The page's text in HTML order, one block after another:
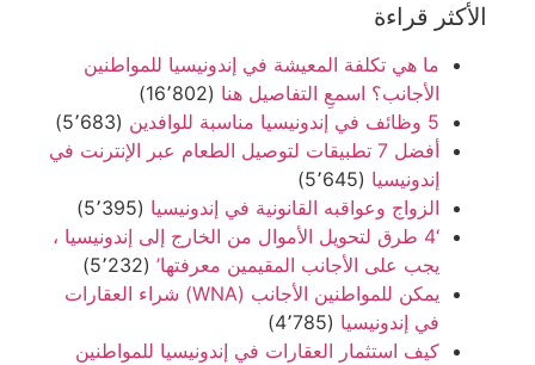
الأكثر قراءة
ما هي تكلفة المعيشة في إندونيسيا للمواطنين
الأجانب؟ اسمعِ التفاصيل هنا (16٬802)
5 وظائف في إندونيسيا مناسبة للوافدين
(5٬683)
أفضل 7 تطبيقات لتوصيل الطعام عبر الإنترنت في
إندونيسيا (5٬645)
الزواج وعواقبه القانونية في إندونيسيا (5٬395)
‘4 طرق لتحويل الأموال من الخارج إلى إندونيسيا ،
يجب على الأجانب المقيمين معرفتها’ (5٬232)
يمكن للمواطنين الأجانب (WNA) شراء العقارات
في إندونيسيا (4٬785)
كيف استثمار العقارات في إندونيسيا للمواطنين